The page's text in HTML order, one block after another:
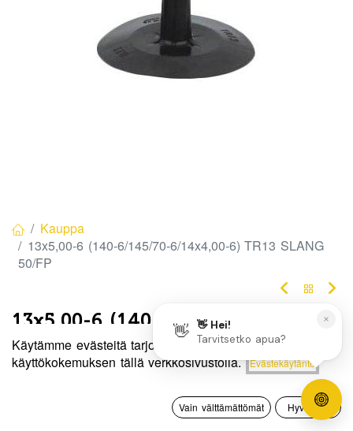
Hinta:
Lisää ostoskoriin
0
Toivelista Tili
Kauppa
13x5,00-6 (140-6/145/70-6/14x4,00-6) TR13 SLANG
50/FP
13x5,00-6 (140-6/145/70-
6/14x4,00-6) TR13 SLANG 50/FP
Tuotekoodi:
Käytämme evästeitä tarjotaksemme sinulle paremman
käyttökokemuksen tällä verkkosivustolla.
Evästekäytäntö
Vain välttämättömät Hyväksyn